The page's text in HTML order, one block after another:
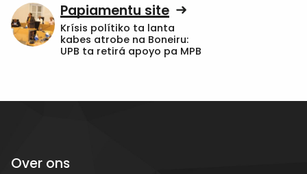
Papiamentu site
Krísis polítiko ta lanta
kabes atrobe na Boneiru:
UPB ta retirá apoyo pa MPB
Over ons